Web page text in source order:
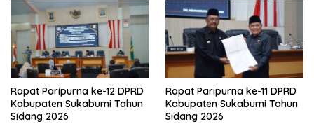
Rapat Paripurna ke-12 DPRD
Kabupaten Sukabumi Tahun
Sidang 2026
Rapat Paripurna ke-11 DPRD
Kabupaten Sukabumi Tahun
Sidang 2026